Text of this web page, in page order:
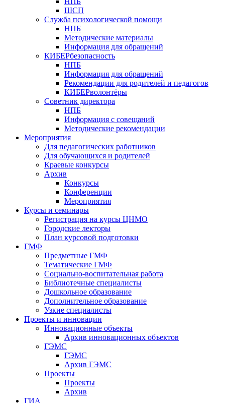
ШСП
Служба психологической помощи
НПБ
Методические материалы
Информация для обращений
КИБЕРбезопасность
НПБ
Информация для обращений
Рекомендации для родителей и педагогов
КИБЕРволонтёры
Советник директора
НПБ
Информация с совещаний
Методические рекомендации
Мероприятия
Для педагогических работников
Для обучающихся и родителей
Краевые конкурсы
Архив
Конкурсы
Конференции
Мероприятия
Курсы и семинары
Регистрация на курсы ЦНМО
Городские лекторы
План курсовой подготовки
ГМФ
Предметные ГМФ
Тематические ГМФ
Социально-воспитательная работа
Библиотечные специалисты
Дошкольное образование
Дополнительное образование
Узкие специалисты
Проекты и инновации
Инновационные объекты
Архив инновационных объектов
ГЭМС
ГЭМС
Архив ГЭМС
Проекты
Проекты
Архив
ГИА